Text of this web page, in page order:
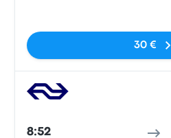
30 €
8:52